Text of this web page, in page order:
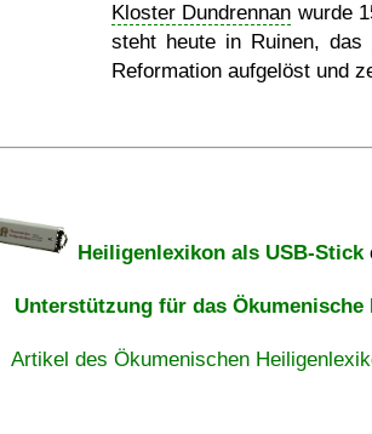
Kloster Dundrennan wurde
steht heute in Ruinen, das
Reformation aufgelöst und
Heiligenlexikon als USB-Stick
Unterstützung für das Ökumenische
Artikel des Ökumenischen